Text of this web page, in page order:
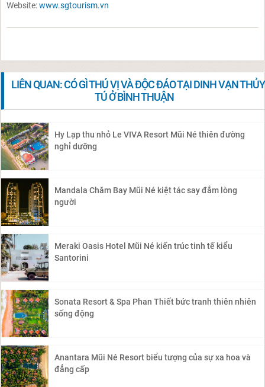
Website:www.sgtourism.vn
LIÊN QUAN: CÓ GÌ THÚ VỊ VÀ ĐỘC ĐÁO TẠI DINH VẠN THỦY
TÚ Ở BÌNH THUẬN
Hy Lạp thu nhỏ Le VIVA Resort Mũi Né thiên đường
nghỉ dưỡng
Mandala Chăm Bay Mũi Né kiệt tác say đắm lòng
người
Meraki Oasis Hotel Mũi Né kiến trúc tinh tế kiểu
Santorini
Sonata Resort & Spa Phan Thiết bức tranh thiên nhiên
sống động
Anantara Mũi Né Resort biểu tượng của sự xa hoa và
đẳng cấp